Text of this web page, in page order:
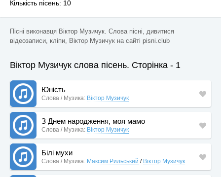
Кількість пісень: 10
Пісні виконавця Віктор Музичук. Слова пісні, дивитися
відеозаписи, кліпи, Віктор Музичук на сайті pisni.club
Віктор Музичук слова пісень. Сторінка - 1
Юність
Слова / Музика: Віктор Музичук
З Днем народження, моя мамо
Слова / Музика: Віктор Музичук
Білі мухи
Слова / Музика: Максим Рильський / Віктор Музичук